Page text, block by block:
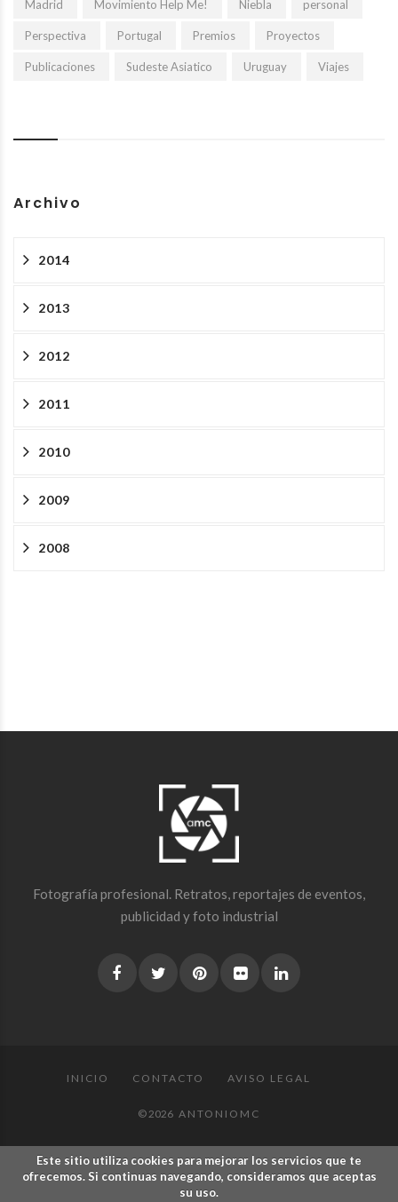
Madrid Movimiento Help Me! Niebla personal
Perspectiva Portugal Premios Proyectos
Publicaciones Sudeste Asiatico Uruguay Viajes
Archivo
2014
2013
2012
2011
2010
2009
2008
Fotografía profesional. Retratos, reportajes de eventos,
publicidad y foto industrial
INICIO CONTACTO AVISO LEGAL
© 2026 ANTONIOMC
Este sitio utiliza cookies para mejorar los servicios que te
ofrecemos. Si continuas navegando, consideramos que aceptas
su uso.